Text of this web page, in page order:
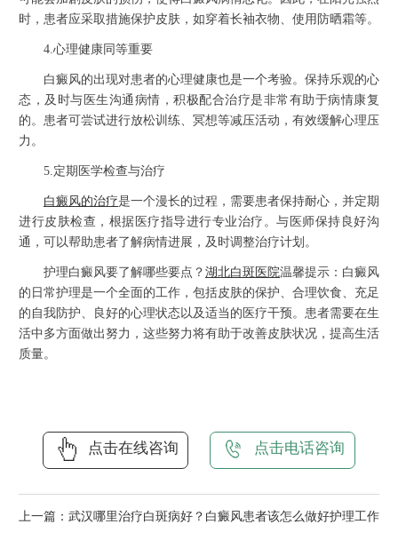
时，患者应采取措施保护皮肤，如穿着长袖衣物、使用防晒霜等。
4.心理健康同等重要
白癜风的出现对患者的心理健康也是一个考验。保持乐观的心
态，及时与医生沟通病情，积极配合治疗是非常有助于病情康复
的。患者可尝试进行放松训练、冥想等减压活动，有效缓解心理压
力。
5.定期医学检查与治疗
白癜风的治疗是一个漫长的过程，需要患者保持耐心，并定期
进行皮肤检查，根据医疗指导进行专业治疗。与医师保持良好沟
通，可以帮助患者了解病情进展，及时调整治疗计划。
护理白癜风要了解哪些要点？ 湖北白斑医院温馨提示：白癜风
的日常护理是一个全面的工作，包括皮肤的保护、合理饮食、充足
的自我防护、良好的心理状态以及适当的医疗干预。患者需要在生
活中多方面做出努力，这些努力将有助于改善皮肤状况，提高生活
质量。
点击在线咨询 点击电话咨询
上一篇： 武汉哪里治疗白斑病好？白癜风患者该怎么做好护理工作